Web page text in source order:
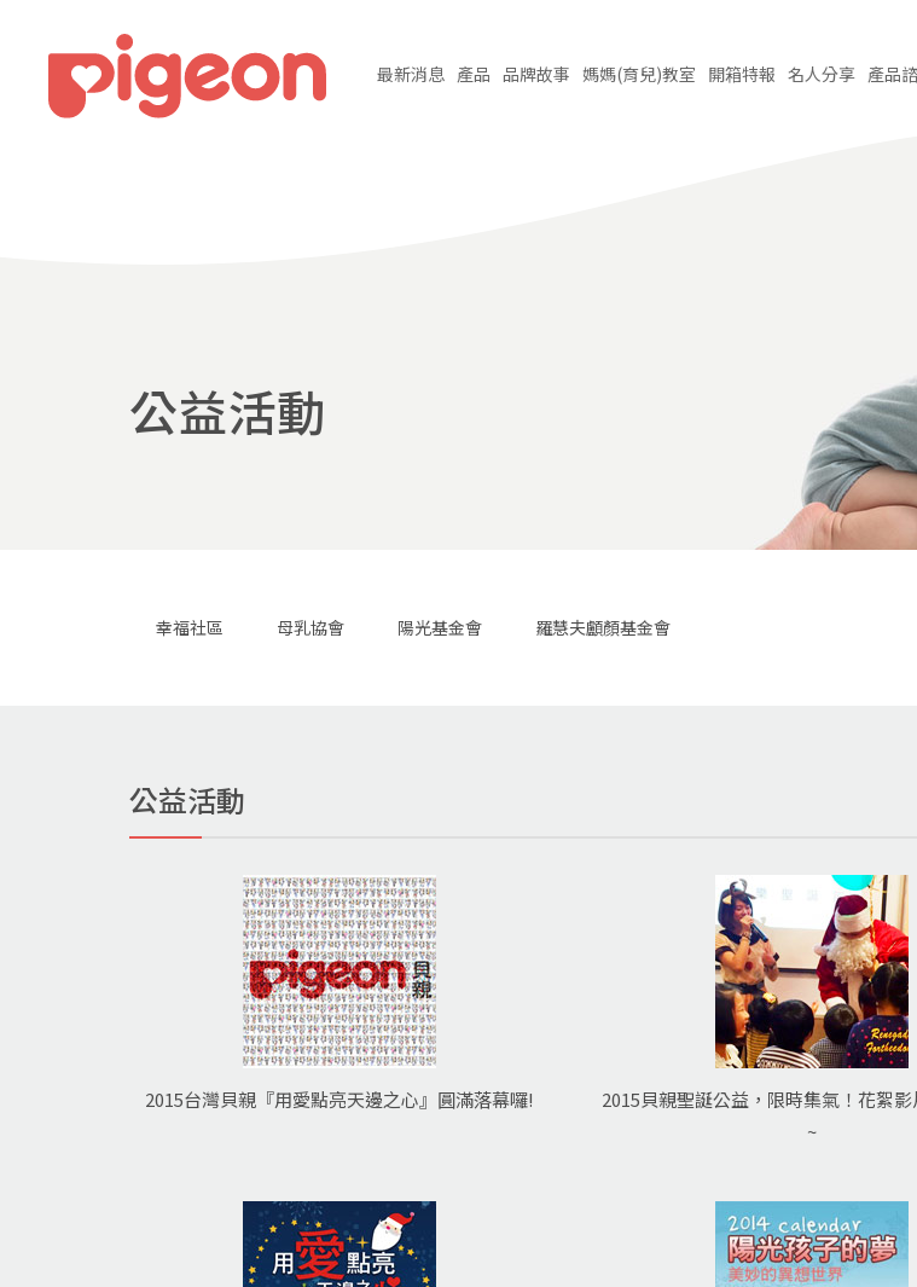
最新消息 產品 品牌故事 媽媽(育兒)教室 開箱特報 名人分享 產品
公益活動
幸福社區 母乳協會 陽光基金會 羅慧夫顱顏基金會
公益活動
2015台灣貝親『用愛點亮天邊之心』圓滿落幕囉!
2015貝親聖誕公益，限時集氣！花絮
~